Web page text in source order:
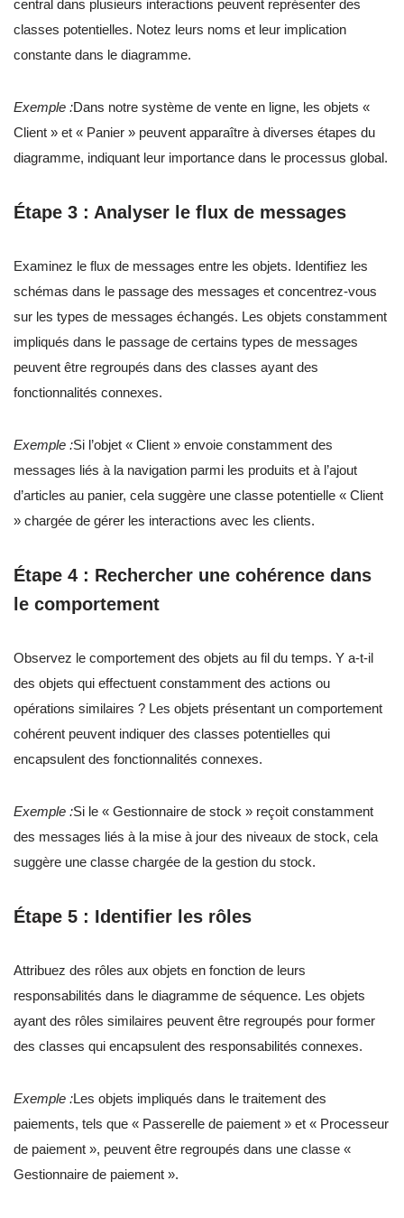
central dans plusieurs interactions peuvent représenter des
classes potentielles. Notez leurs noms et leur implication
constante dans le diagramme.
Exemple :Dans notre système de vente en ligne, les objets «
Client » et « Panier » peuvent apparaître à diverses étapes du
diagramme, indiquant leur importance dans le processus global.
Étape 3 : Analyser le flux de messages
Examinez le flux de messages entre les objets. Identifiez les
schémas dans le passage des messages et concentrez-vous
sur les types de messages échangés. Les objets constamment
impliqués dans le passage de certains types de messages
peuvent être regroupés dans des classes ayant des
fonctionnalités connexes.
Exemple :Si l’objet « Client » envoie constamment des
messages liés à la navigation parmi les produits et à l’ajout
d’articles au panier, cela suggère une classe potentielle « Client
» chargée de gérer les interactions avec les clients.
Étape 4 : Rechercher une cohérence dans
le comportement
Observez le comportement des objets au fil du temps. Y a-t-il
des objets qui effectuent constamment des actions ou
opérations similaires ? Les objets présentant un comportement
cohérent peuvent indiquer des classes potentielles qui
encapsulent des fonctionnalités connexes.
Exemple :Si le « Gestionnaire de stock » reçoit constamment
des messages liés à la mise à jour des niveaux de stock, cela
suggère une classe chargée de la gestion du stock.
Étape 5 : Identifier les rôles
Attribuez des rôles aux objets en fonction de leurs
responsabilités dans le diagramme de séquence. Les objets
ayant des rôles similaires peuvent être regroupés pour former
des classes qui encapsulent des responsabilités connexes.
Exemple :Les objets impliqués dans le traitement des
paiements, tels que « Passerelle de paiement » et « Processeur
de paiement », peuvent être regroupés dans une classe «
Gestionnaire de paiement ».